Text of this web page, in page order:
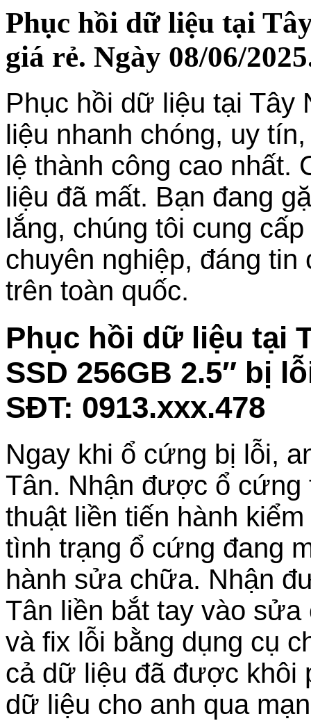
Phục hồi dữ liệu tại
giá rẻ. Ngày 08/06/
Phục hồi dữ liệu tại Tây
liệu nhanh chóng, uy
lệ thành công cao nhất.
liệu đã mất. Bạn đang
lắng, chúng tôi cung
chuyên nghiệp, đáng tin
trên toàn quốc.
Phục hồi dữ liệu tại
SSD 256GB 2.5″ bị
SĐT: 0913.xxx.478
Ngay khi ổ cứng bị lỗi,
Tân. Nhận được ổ cứng
thuật liền tiến hành
tình trạng ổ cứng đang
hành sửa chữa. Nhận
Tân liền bắt tay vào
và fix lỗi bằng dụng cụ
cả dữ liệu đã được khôi
dữ liệu cho anh qua